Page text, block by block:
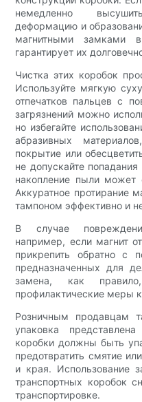
немедленно
деформацию и
магнитными замками
гарантирует их
Чистка этих коробок
Используйте мягкую
отпечатков пальцев с
загрязнений можно
но избегайте
абразивных
покрытие или
не допускайте
накопление пыли может
Аккуратное протирание
тампоном эффективно и
В случае
например, если магнит
прикрепить обратно с
предназначенных для
замена, как
профилактические меры
Розничным продавцам
упаковка
коробки должны быть
предотвратить смятие
и края. Использование
транспортных коробок
транспортировке.